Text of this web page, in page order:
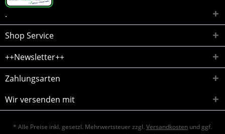
.
Shop Service
++Newsletter++
Zahlungsarten
Wir versenden mit
* Alle Preise inkl. gesetzl. Mehrwertsteuer zzgl. Versandkosten und ggf.